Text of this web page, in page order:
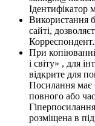
Ідентифікатор
Використання
сайті,
При
і світу» , для
відкрите для
Посилання має
повного або
розміщена в